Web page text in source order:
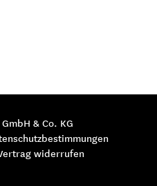
& Co. KG
widerrufen